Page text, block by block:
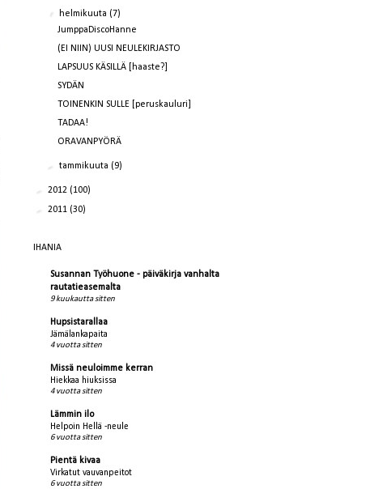
▼ helmikuuta (7)
JumppaDiscoHanne
(EI NIIN) UUSI NEULEKIRJASTO
LAPSUUS KÄSILLÄ [haaste?]
SYDÄN
TOINENKIN SULLE [peruskauluri]
TADAA!
ORAVANPYÖRÄ
►tammikuuta (9)
► 2012 (100)
► 2011 (30)
IHANIA
Susannan Työhuone - päiväkirja vanhalta
rautatieasemalta
9 kuukautta sitten
Hupsistarallaa
Jämälankapaita
4 vuotta sitten
Missä neuloimme kerran
Hiekkaa hiuksissa
4 vuotta sitten
Lämmin ilo
Helpoin Hellä -neule
6 vuotta sitten
Pientä kivaa
Virkatut vauvanpeitot
6 vuotta sitten